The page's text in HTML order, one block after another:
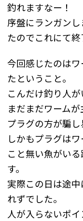
釣れますなー！
序盤にランガン
たのでこれにて終
今回感じたのは
たということ。
こんだけ釣り人
まだまだワーム
プラグの方が騙し
しかもプラグは
こと無い魚がい
す。
実際この日は途
れずでした。
人が入らないポ